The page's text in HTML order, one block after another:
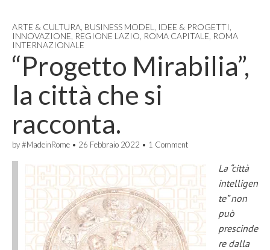
ARTE & CULTURA BUSINESS MODEL IDEE & PROGETTI
INNOVAZIONE REGIONE LAZIO ROMA CAPITALE ROMA
INTERNAZIONALE
“Progetto Mirabilia”,
la città che si
racconta.
by#MadeinRome • 26 Febbraio 2022 • 1 Comment
La “città
intelligen
te”non
può
prescinde
re dalla